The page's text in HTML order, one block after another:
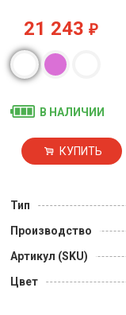
21 243 ₽
В НАЛИЧИИ
КУПИТЬ
Тип
Производство
Артикул (SKU)
Цвет